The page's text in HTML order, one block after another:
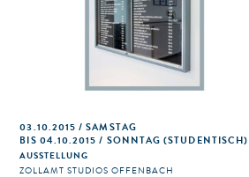
03.10.2015 / SAMSTAG
BIS 04.10.2015 / SONNTAG (STUDENTISCH)
AUSSTELLUNG
ZOLLAMT STUDIOS OFFENBACH